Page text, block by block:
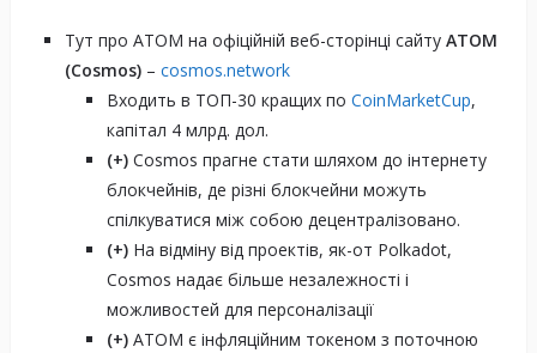
Тут про ATOM на офіційній веб-сторінці сайтуATOM
(Cosmos)– cosmos.network
Входить в ТОП-30 кращих по CoinMarketCup,
капітал 4 млрд. дол.
(+)Cosmos прагне стати шляхом до інтернету
блокчейнів, де різні блокчейни можуть
спілкуватися між собою децентралізовано.
(+)На відміну від проектів, як-от Polkadot,
Cosmos надає більше незалежності і
можливостей для персоналізації
(+)ATOM є інфляційним токеном з поточною